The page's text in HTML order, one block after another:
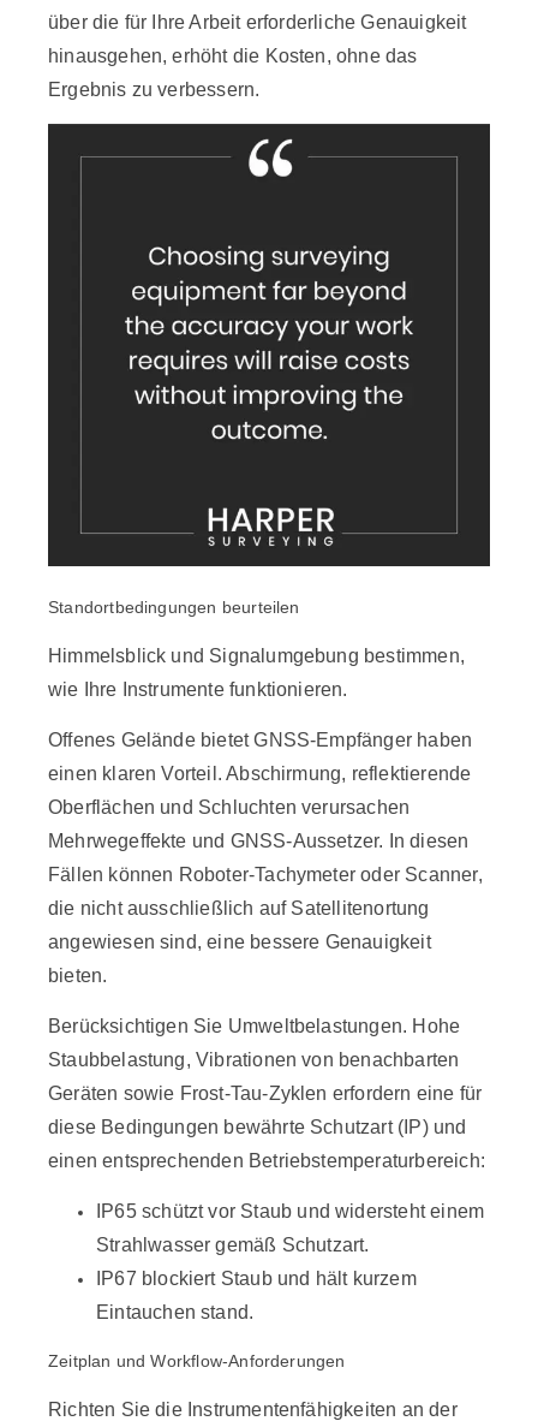
über die für Ihre Arbeit erforderliche Genauigkeit
hinausgehen, erhöht die Kosten, ohne das
Ergebnis zu verbessern.
Standortbedingungen beurteilen
Himmelsblick und Signalumgebung bestimmen,
wie Ihre Instrumente funktionieren.
Offenes Gelände bietetGNSS-Empfänger haben
einen klaren Vorteil. Abschirmung, reflektierende
Oberflächen und Schluchten verursachen
Mehrwegeffekte und GNSS-Aussetzer. In diesen
Fällen können Roboter-Tachymeter oder Scanner,
die nicht ausschließlich auf Satellitenortung
angewiesen sind, eine bessere Genauigkeit
bieten.
Berücksichtigen Sie Umweltbelastungen. Hohe
Staubbelastung, Vibrationen von benachbarten
Geräten sowie Frost-Tau-Zyklen erfordern eine für
diese Bedingungen bewährte Schutzart (IP) und
einen entsprechenden Betriebstemperaturbereich:
IP65 schützt vor Staub und widersteht einem
Strahlwasser gemäß Schutzart.
IP67 blockiert Staub und hält kurzem
Eintauchen stand.
Zeitplan und Workflow-Anforderungen
Richten Sie die Instrumentenfähigkeiten an der